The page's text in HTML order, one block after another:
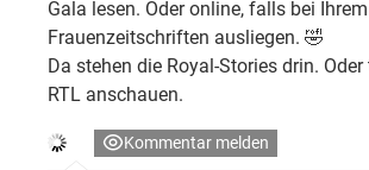
Gala lesen. Oder online, falls bei
Frauenzeitschriften ausliegen. 🤣
Da stehen die Royal-Stories drin.
RTL anschauen.
Kommentar melden